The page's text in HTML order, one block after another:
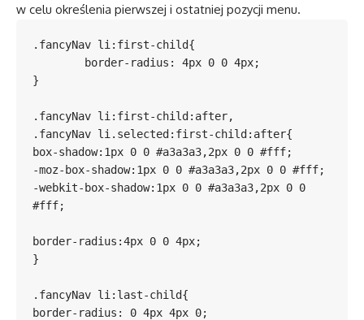
w celu określenia pierwszej i ostatniej pozycji menu.
.fancyNav li:first-child{
}
.fancyNav li:first-child:after,
.fancyNav li.selected:first-child:after{
box-shadow:1px 0 0 #a3a3a3,2px 0 0 #fff;
-moz-box-shadow:1px 0 0 #a3a3a3,2px 0 0 #fff;
-webkit-box-shadow:1px 0 0 #a3a3a3,2px 0 0
#fff;
border-radius:4px 0 0 4px;
}
.fancyNav li:last-child{
border-radius: 0 4px 4px 0;